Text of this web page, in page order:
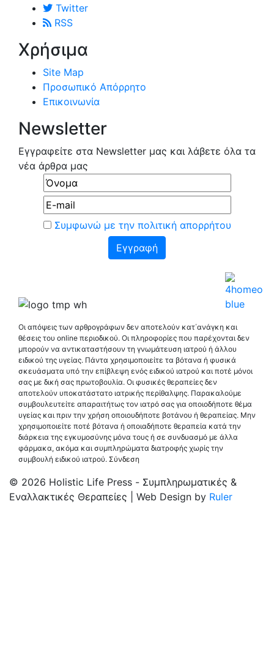
Twitter
RSS
Χρήσιμα
Site Map
Προσωπικό Απόρρητο
Επικοινωνία
Newsletter
Εγγραφείτε στα Newsletter μας και λάβετε όλα τα
νέα άρθρα μας
Συμφωνώ με την πολιτική απορρήτου
Οι απόψεις των αρθρογράφων δεν αποτελούν κατ΄ανάγκη και
θέσεις του online περιοδικού. Οι πληροφορίες που παρέχονται δεν
μπορούν να αντικαταστήσουν τη γνωμάτευση ιατρού ή άλλου
ειδικού της υγείας. Πάντα χρησιμοποιείτε τα βότανα ή φυσικά
σκευάσματα υπό την επίβλεψη ενός ειδικού ιατρού και ποτέ μόνοι
σας με δική σας πρωτοβουλία. Οι φυσικές θεραπείες δεν
αποτελούν υποκατάστατο ιατρικής περίθαλψης. Παρακαλούμε
συμβουλευτείτε απαραιτήτως τον ιατρό σας για οποιοδήποτε θέμα
υγείας και πριν την χρήση οποιουδήποτε βοτάνου ή θεραπείας. Μην
χρησιμοποιείτε ποτέ βότανα ή οποιαδήποτε θεραπεία κατά την
διάρκεια της εγκυμοσύνης μόνα τους ή σε συνδυασμό με άλλα
φάρμακα, ακόμα και συμπληρώματα διατροφής χωρίς την
συμβουλή ειδικού ιατρού. Σύνδεση
© 2026 Holistic Life Press - Συμπληρωματικές &
Εναλλακτικές Θεραπείες | Web Design by Ruler